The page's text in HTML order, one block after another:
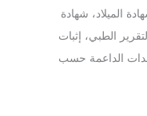
الميلاد، شهادة
الطبي، إثبات
الداعمة حسب